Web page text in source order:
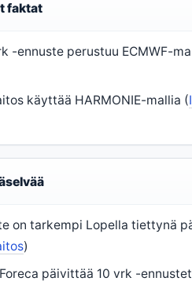
faktat
-ennuste perustuu ECMWF-
käyttää HARMONIE-mallia (
on tarkempi Lopella tiettynä
)
päivittää 10 vrk -